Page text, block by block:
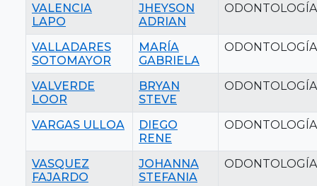
VALENCIA
LAPO
JHEYSON
ADRIAN
ODONTOLOGÍA
VALLADARES
SOTOMAYOR
MARÍA
GABRIELA
ODONTOLOGÍA
VALVERDE
LOOR
BRYAN
STEVE
ODONTOLOGÍA
VARGAS ULLOA
DIEGO
RENE
ODONTOLOGÍA
VASQUEZ
FAJARDO
JOHANNA
STEFANIA
ODONTOLOGÍA